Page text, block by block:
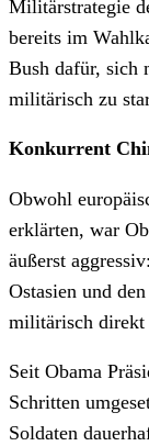
Militärstrategie
bereits im
Bush dafür, sich
militärisch zu
Konkurrent
Obwohl
erklärten, war
äußerst
Ostasien und
militärisch direkt
Seit Obama
Schritten
Soldaten